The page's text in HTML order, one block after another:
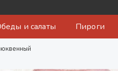
и салаты Пироги